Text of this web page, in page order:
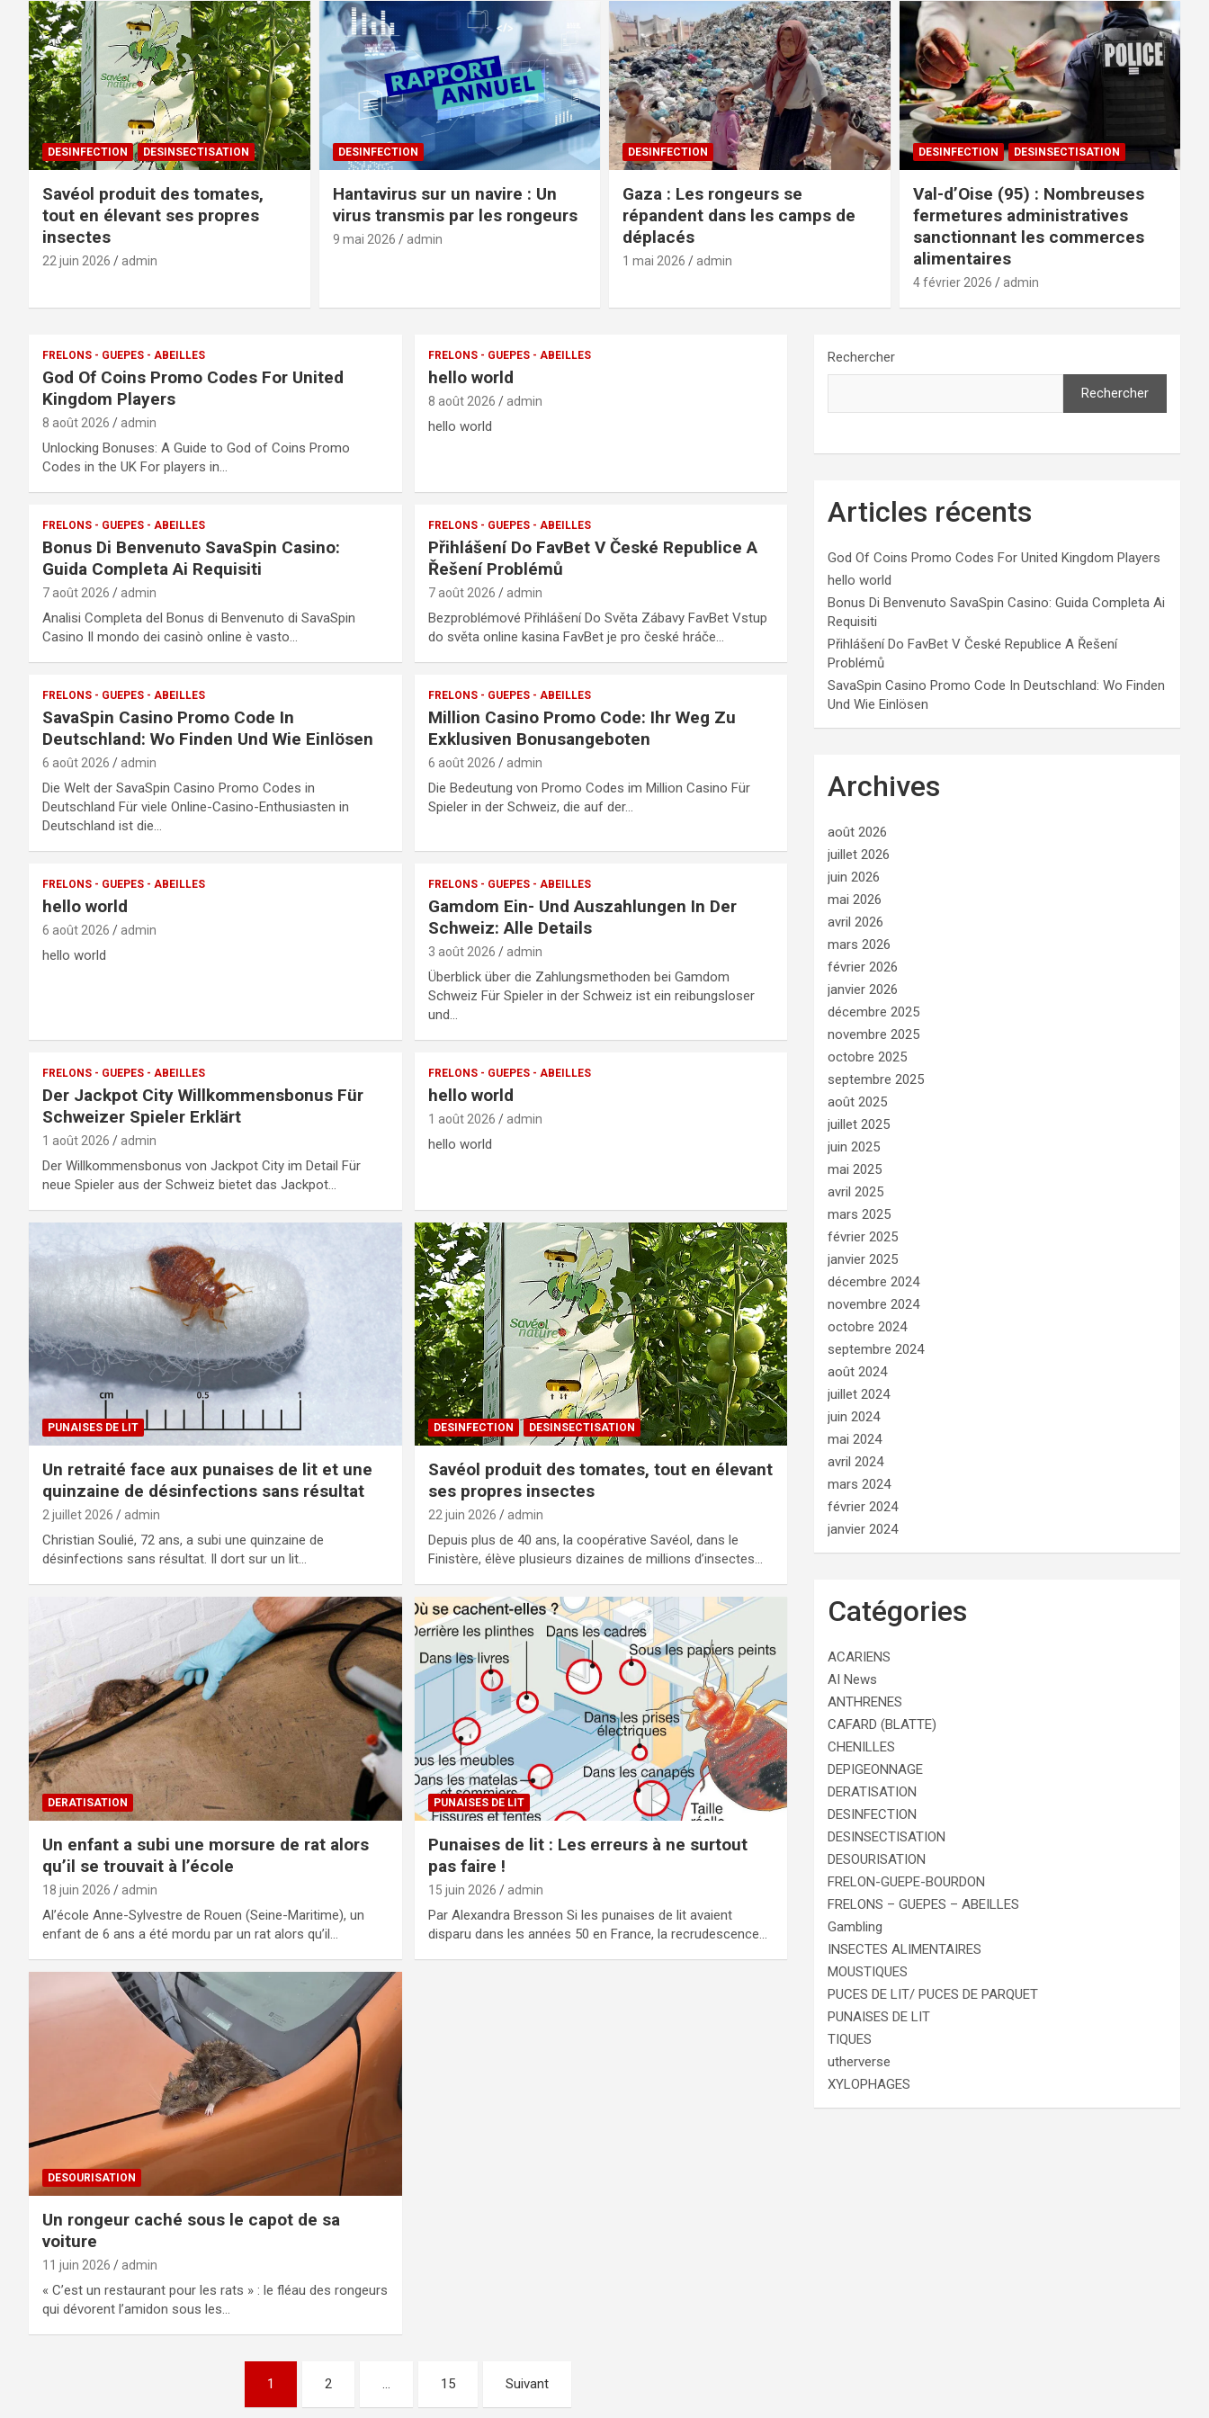
DESINFECTION DESINSECTISATION
Savéol produit des tomates,
tout en élevant ses propres
insectes
22 juin 2026 admin
DESINFECTION
Hantavirus sur un navire : Un
virus transmis par les rongeurs
9 mai 2026 admin
DESINFECTION
Gaza : Les rongeurs se
répandent dans les camps de
déplacés
1 mai 2026 admin
DESINFECTION DESINSECTISATION
Val-d’Oise (95) : Nombreuses
fermetures administratives
sanctionnant les commerces
alimentaires
4 février 2026 admin
FRELONS - GUEPES - ABEILLES
God Of Coins Promo Codes For United
Kingdom Players
8 août 2026 admin
Unlocking Bonuses: A Guide to God of Coins Promo
Codes in the UK For players in…
FRELONS - GUEPES - ABEILLES
hello world
8 août 2026 admin
hello world
FRELONS - GUEPES - ABEILLES
Bonus Di Benvenuto SavaSpin Casino:
Guida Completa Ai Requisiti
7 août 2026 admin
Analisi Completa del Bonus di Benvenuto di SavaSpin
Casino Il mondo dei casinò online è vasto…
FRELONS - GUEPES - ABEILLES
Přihlášení Do FavBet V České Republice A
Řešení Problémů
7 août 2026 admin
Bezproblémové Přihlášení Do Světa Zábavy FavBet Vstup
do světa online kasina FavBet je pro české hráče…
FRELONS - GUEPES - ABEILLES
SavaSpin Casino Promo Code In
Deutschland: Wo Finden Und Wie Einlösen
6 août 2026 admin
Die Welt der SavaSpin Casino Promo Codes in
Deutschland Für viele Online-Casino-Enthusiasten in
Deutschland ist die…
FRELONS - GUEPES - ABEILLES
Million Casino Promo Code: Ihr Weg Zu
Exklusiven Bonusangeboten
6 août 2026 admin
Die Bedeutung von Promo Codes im Million Casino Für
Spieler in der Schweiz, die auf der…
FRELONS - GUEPES - ABEILLES
hello world
6 août 2026 admin
hello world
FRELONS - GUEPES - ABEILLES
Gamdom Ein- Und Auszahlungen In Der
Schweiz: Alle Details
3 août 2026 admin
Überblick über die Zahlungsmethoden bei Gamdom
Schweiz Für Spieler in der Schweiz ist ein reibungsloser
und…
FRELONS - GUEPES - ABEILLES
Der Jackpot City Willkommensbonus Für
Schweizer Spieler Erklärt
1 août 2026 admin
Der Willkommensbonus von Jackpot City im Detail Für
neue Spieler aus der Schweiz bietet das Jackpot…
FRELONS - GUEPES - ABEILLES
hello world
1 août 2026 admin
hello world
PUNAISES DE LIT
Un retraité face aux punaises de lit et une
quinzaine de désinfections sans résultat
2 juillet 2026 admin
Christian Soulié, 72 ans, a subi une quinzaine de
désinfections sans résultat. Il dort sur un lit…
DESINFECTION DESINSECTISATION
Savéol produit des tomates, tout en élevant
ses propres insectes
22 juin 2026 admin
Depuis plus de 40 ans, la coopérative Savéol, dans le
Finistère, élève plusieurs dizaines de millions d’insectes…
DERATISATION
Un enfant a subi une morsure de rat alors
qu’il se trouvait à l’école
18 juin 2026 admin
Al’école Anne-Sylvestre de Rouen (Seine-Maritime), un
enfant de 6 ans a été mordu par un rat alors qu’il…
PUNAISES DE LIT
Punaises de lit : Les erreurs à ne surtout
pas faire !
15 juin 2026 admin
Par Alexandra Bresson Si les punaises de lit avaient
disparu dans les années 50 en France, la recrudescence…
DESOURISATION
Un rongeur caché sous le capot de sa
voiture
11 juin 2026 admin
« C’est un restaurant pour les rats » : le fléau des rongeurs
qui dévorent l’amidon sous les…
1 2 … 15 Suivant
Rechercher
Rechercher
Articles récents
God Of Coins Promo Codes For United Kingdom Players
hello world
Bonus Di Benvenuto SavaSpin Casino: Guida Completa Ai
Requisiti
Přihlášení Do FavBet V České Republice A Řešení
Problémů
SavaSpin Casino Promo Code In Deutschland: Wo Finden
Und Wie Einlösen
Archives
août 2026
juillet 2026
juin 2026
mai 2026
avril 2026
mars 2026
février 2026
janvier 2026
décembre 2025
novembre 2025
octobre 2025
septembre 2025
août 2025
juillet 2025
juin 2025
mai 2025
avril 2025
mars 2025
février 2025
janvier 2025
décembre 2024
novembre 2024
octobre 2024
septembre 2024
août 2024
juillet 2024
juin 2024
mai 2024
avril 2024
mars 2024
février 2024
janvier 2024
Catégories
ACARIENS
AI News
ANTHRENES
CAFARD (BLATTE)
CHENILLES
DEPIGEONNAGE
DERATISATION
DESINFECTION
DESINSECTISATION
DESOURISATION
FRELON-GUEPE-BOURDON
FRELONS – GUEPES – ABEILLES
Gambling
INSECTES ALIMENTAIRES
MOUSTIQUES
PUCES DE LIT/ PUCES DE PARQUET
PUNAISES DE LIT
TIQUES
utherverse
XYLOPHAGES